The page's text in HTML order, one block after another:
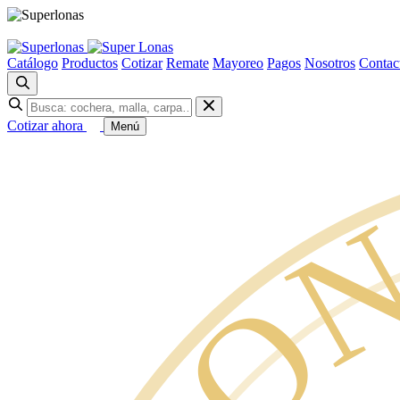
Catálogo Productos Cotizar Remate Mayoreo Pagos Nosotros
Cotizar ahora Menú